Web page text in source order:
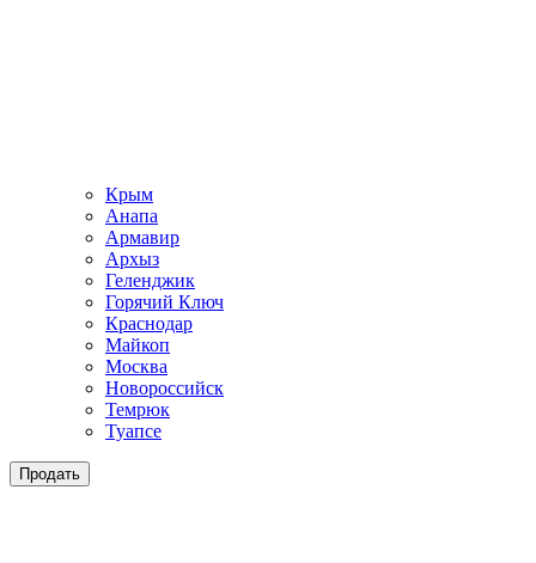
Крым
Анапа
Армавир
Архыз
Геленджик
Горячий Ключ
Краснодар
Майкоп
Москва
Новороссийск
Темрюк
Туапсе
Продать